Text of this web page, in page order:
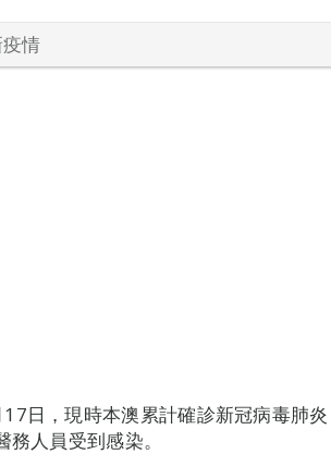
情
日，現時本澳累計確診新冠病毒肺炎
人員受到感染。